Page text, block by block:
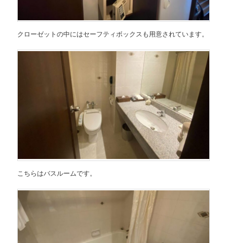
クローゼットの中にはセーフティボックスも用意されています。
こちらはバスルームです。